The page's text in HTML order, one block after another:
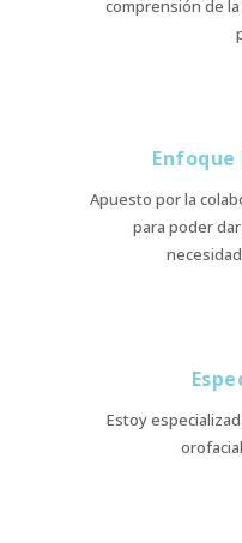
comprensión de
Apuesto por la
para poder
Estoy